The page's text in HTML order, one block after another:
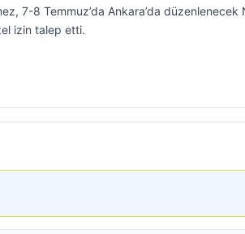
7-8 Temmuz’da Ankara’da düzenlenecek
izin talep etti.